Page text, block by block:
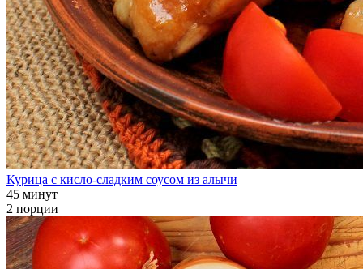
Курица с кисло-сладким соусом из алычи
45 минут
2 порции